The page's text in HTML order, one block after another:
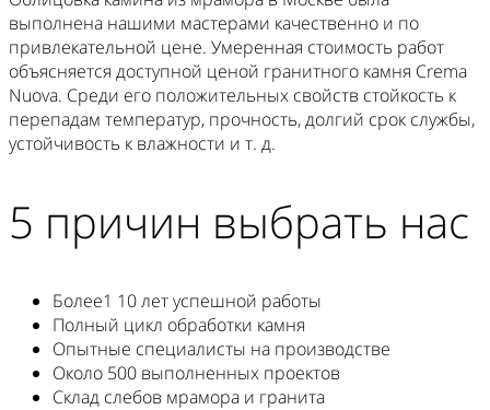
выполнена нашими мастерами качественно и по
привлекательной цене. Умеренная стоимость работ
объясняется доступной ценой гранитного камня Crema
Nuova. Среди его положительных свойств стойкость к
перепадам температур, прочность, долгий срок службы,
устойчивость к влажности и т. д.
5 причин выбрать нас
Более1 10 лет успешной работы
Полный цикл обработки камня
Опытные специалисты на производстве
Около 500 выполненных проектов
Склад слебов мрамора и гранита